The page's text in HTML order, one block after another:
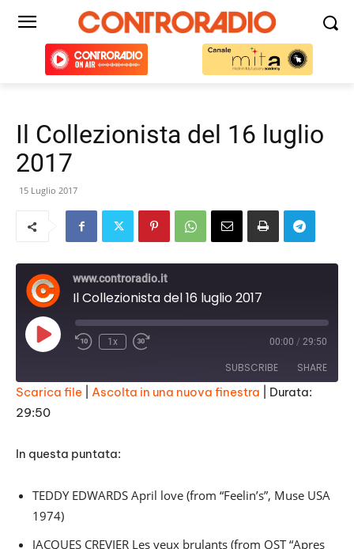
Il Collezionista del 16 luglio
2017
15 Luglio 2017
www.controradio.it
Il Collezionista del 16 luglio 2017
Play
Episode
1x 00:00 / 29:50
SUBSCRIBE SHARE
SHARE
Scarica file Ascolta in una nuova finestra
Durata:
29:50
In questa puntata:
TEDDY EDWARDS April love (from “Feelin’s”, Muse USA
1974)
JACQUES CREVIER Les yeux brulants (from OST “Apres